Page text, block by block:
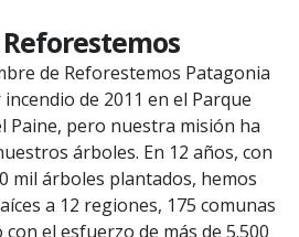
de Reforestemos Patagonia
de 2011 en el Parque
Paine, pero nuestra misión ha
árboles. En 12 años, con
mil árboles plantados, hemos
a 12 regiones, 175 comunas
el esfuerzo de más de 5.500